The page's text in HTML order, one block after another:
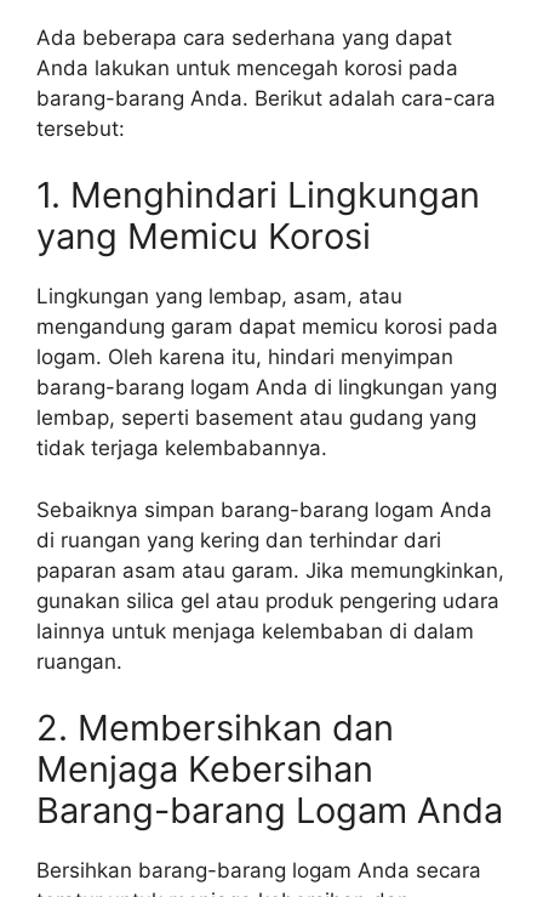
Ada beberapa cara sederhana yang dapat
Anda lakukan untuk mencegah korosi pada
barang-barang Anda. Berikut adalah cara-cara
tersebut:
1. Menghindari Lingkungan
yang Memicu Korosi
Lingkungan yang lembap, asam, atau
mengandung garam dapat memicu korosi pada
logam. Oleh karena itu, hindari menyimpan
barang-barang logam Anda di lingkungan yang
lembap, seperti basement atau gudang yang
tidak terjaga kelembabannya.
Sebaiknya simpan barang-barang logam Anda
di ruangan yang kering dan terhindar dari
paparan asam atau garam. Jika memungkinkan,
gunakan silica gel atau produk pengering udara
lainnya untuk menjaga kelembaban di dalam
ruangan.
2. Membersihkan dan
Menjaga Kebersihan
Barang-barang Logam Anda
Bersihkan barang-barang logam Anda secara